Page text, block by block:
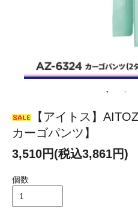
【アイトス】
カーゴパンツ】
3,510円(税込3,861円)
個数